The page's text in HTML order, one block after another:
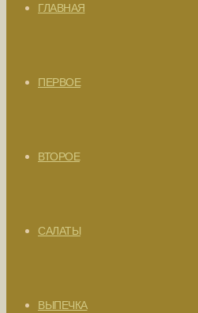
ГЛАВНАЯ
ПЕРВОЕ
ВТОРОЕ
САЛАТЫ
ВЫПЕЧКА